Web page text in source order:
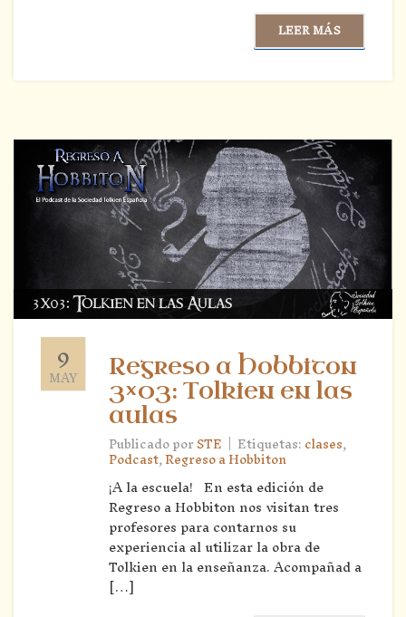
LEER MÁS
9
MAY
Regreso a Hobbiton
3×03: Tolkien en las
aulas
Publicado porSTE | Etiquetas:clases,
Podcast,Regreso a Hobbiton
¡A la escuela! En esta edición de
Regreso a Hobbiton nos visitan tres
profesores para contarnos su
experiencia al utilizar la obra de
Tolkien en la enseñanza. Acompañad a
[…]